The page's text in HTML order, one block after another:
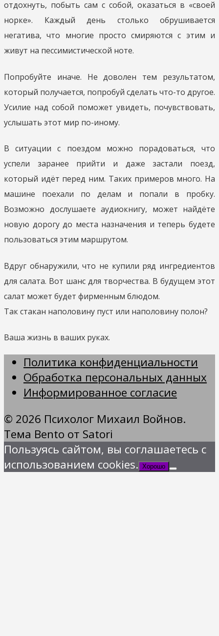
отдохнуть, побыть сам с собой, оказаться в «своей
норке». Каждый день столько обрушивается
негатива, что многие просто смиряются с этим и
живут на пессимистической ноте.
Попробуйте иначе. Не доволен тем результатом,
который получается, попробуй сделать что-то другое.
Усилие над собой поможет увидеть, почувствовать,
услышать этот мир по-иному.
В ситуации с поездом можно порадоваться, что
успели заранее прийти и даже застали поезд,
который идёт перед ним. Таких примеров много. На
машине поехали по делам и попали в пробку.
Возможно дослушаете аудиокнигу, может найдёте
новую дорогу до места назначения и теперь будете
пользоваться этим маршрутом.
Вдруг обнаружили, что не купили ряд ингредиентов
для салата. Вот шанс для творчества. В будущем этот
салат может будет фирменным блюдом.
Так стакан наполовину пуст или наполовину полон?
Ваша жизнь в ваших руках.
Политика конфиденциальности
Обработка персональных данных
Информированное согласие
© 2026 Психолог Михаил Войнов.
Тема Bento от Satori
Пользуясь сайтом, вы соглашаетесь с
использованием cookies. Хорошо